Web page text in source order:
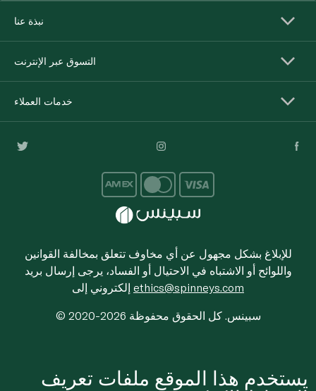
نبذة عنا
التسوق عبر الإنترنت
خدمات العملاء
للإبلاغ بشكل مجهول عن أي مخاوف تتعلق بمخالفة القوانين
واللوائح أو الاشتباه في الاحتيال أو الفساد، يرجى إرسال بريد
ethics@spinneys.com
© 2020-2026 سبينس. كل الحقوق محفوظة
يستخدم هذا الموقع ملفات تعريف